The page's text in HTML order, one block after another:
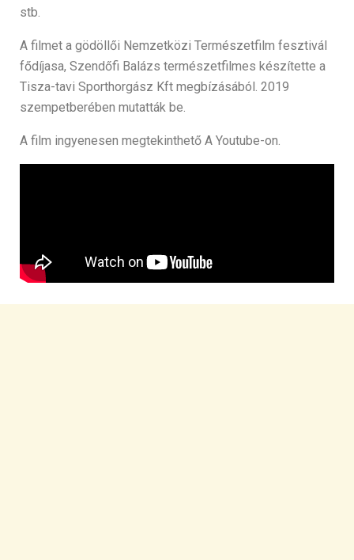
stb.
A filmet a gödöllői Nemzetközi Természetfilm fesztivál
fődíjasa, Szendőfi Balázs természetfilmes készítette a
Tisza-tavi Sporthorgász Kft megbízásából. 2019
szempetberében mutatták be.
A film ingyenesen megtekinthető A Youtube-on.